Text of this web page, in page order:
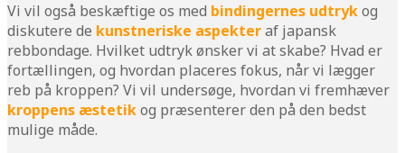
Vi vil også beskæftige os med bindingernes udtrykog
diskutere de kunstneriske aspekteraf japansk
rebbondage. Hvilket udtryk ønsker vi at skabe? Hvad er
fortællingen, og hvordan placeres fokus, når vi lægger
reb på kroppen? Vi vil undersøge, hvordan vi fremhæver
kroppens æstetikog præsenterer den på den bedst
mulige måde.